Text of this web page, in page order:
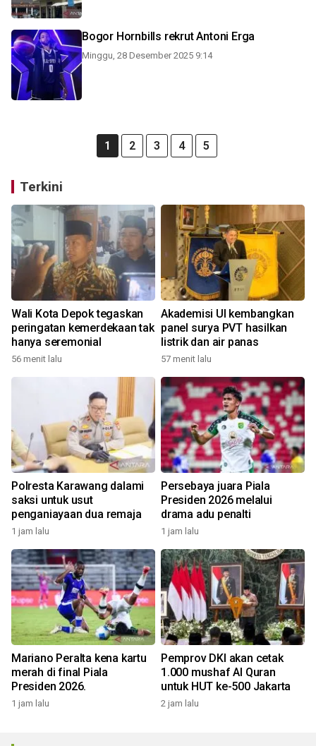
Bogor Hornbills rekrut Antoni Erga
Minggu, 28 Desember 2025 9:14
1 2 3 4 5
Terkini
Wali Kota Depok tegaskan
peringatan kemerdekaan tak
hanya seremonial
56 menit lalu
Akademisi UI kembangkan
panel surya PVT hasilkan
listrik dan air panas
57 menit lalu
Polresta Karawang dalami
saksi untuk usut
penganiayaan dua remaja
1 jam lalu
Persebaya juara Piala
Presiden 2026 melalui
drama adu penalti
1 jam lalu
Mariano Peralta kena kartu
merah di final Piala
Presiden 2026.
1 jam lalu
Pemprov DKI akan cetak
1.000 mushaf Al Quran
untuk HUT ke-500 Jakarta
2 jam lalu